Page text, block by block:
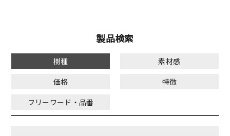
製品検索
樹種
素材感
価格
特徴
フリーワード・品番